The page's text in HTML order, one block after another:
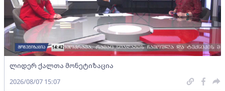
ლიდერ ქალთა მონეტიზაცია
2026/08/07 15:07